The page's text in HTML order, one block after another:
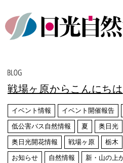
戦場ヶ原からこんにちは
イベント情報 イベント開催報告
低公害バス自然情報 夏 奥日光
奥日光開花情報 戦場ヶ原 栃木
お知らせ 自然情報 新・山の上